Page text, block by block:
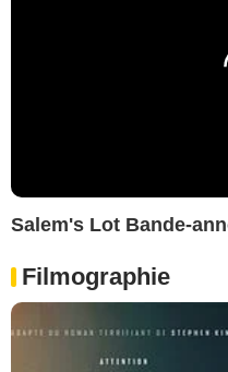
Salem's Lot Bande-
Filmographie